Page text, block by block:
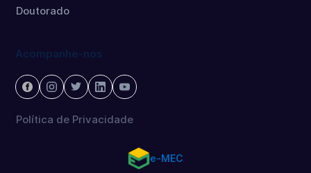
Doutorado
Acompanhe-nos
Política de Privacidade
e-MEC